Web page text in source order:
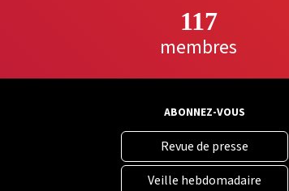
117
membres
ABONNEZ-VOUS
Revue de presse
Veille hebdomadaire